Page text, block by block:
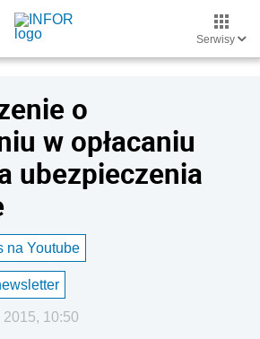
Serwisy
o
w opłacaniu
ubezpieczenia
na Youtube
10:50